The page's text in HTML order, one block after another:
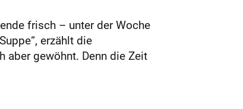
frisch – unter der Woche
erzählt die
aber gewöhnt. Denn die Zeit